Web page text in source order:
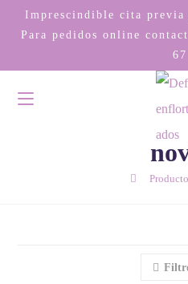
Imprescindible cita previa
Para pedidos online
67